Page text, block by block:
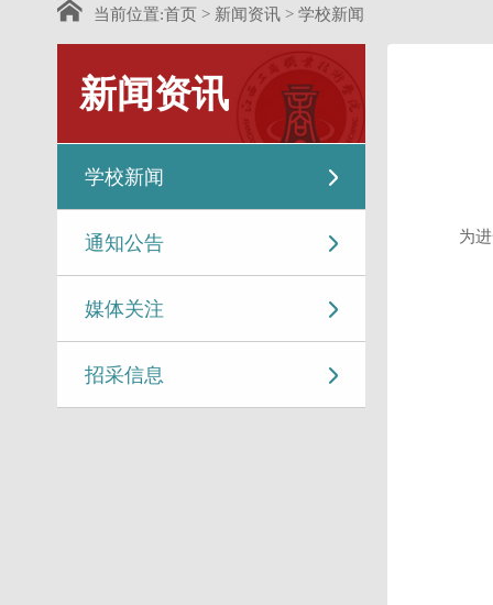
当前位置:首页 > 新闻资讯 > 学校新闻
新闻资讯
学校新闻
通知公告
媒体关注
招采信息
为